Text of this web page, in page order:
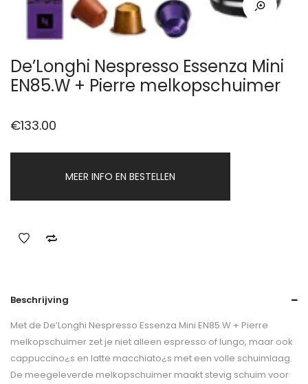
De’Longhi Nespresso Essenza Mini
EN85.W + Pierre melkopschuimer
€133.00
MEER INFO EN BESTELLEN
Beschrijving
Met de De’Longhi Nespresso Essenza Mini EN85.W + Pierre
melkopschuimer zet je niet alleen espresso of lungo, maar ook
cappuccino¿s en latte macchiato¿s met een volle schuimlaag.
De meegeleverde melkopschuimer maakt stevig schuim voor